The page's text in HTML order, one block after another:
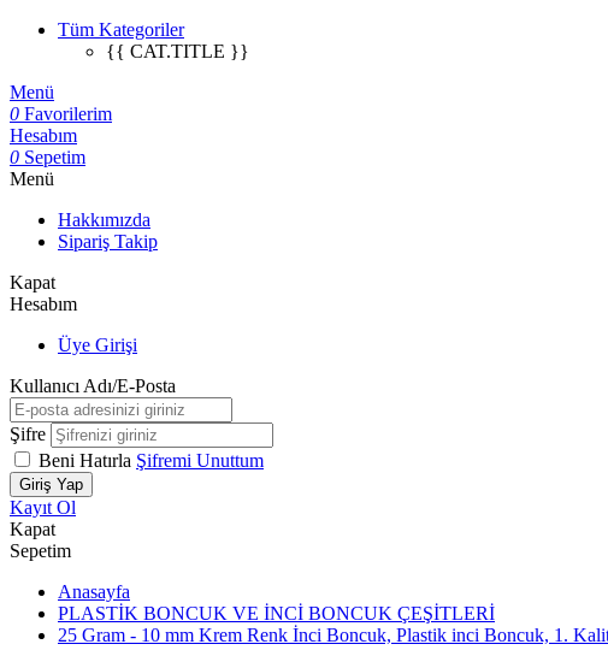
Tüm Kategoriler
{{ CAT.TITLE }}
Menü
0 Favorilerim
Hesabım
0 Sepetim
Menü
Hakkımızda
Sipariş Takip
Kapat
Hesabım
Üye Girişi
Kullanıcı Adı/E-Posta
Şifre
Beni Hatırla Şifremi Unuttum
Giriş Yap
Kayıt Ol
Kapat
Sepetim
Anasayfa
PLASTİK BONCUK VE İNCİ BONCUK ÇEŞİTLERİ
25 Gram - 10 mm Krem Renk İnci Boncuk, Plastik inci Boncuk, 1.